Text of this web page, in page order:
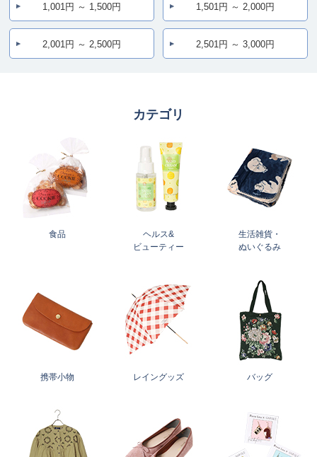
1,001円 ～ 1,500円 1,501円 ～ 2,000円
2,001円 ～ 2,500円 2,501円 ～ 3,000円
カテゴリ
食品
ヘルス&
ビューティー
生活雑貨・
ぬいぐるみ
携帯小物 レイングッズ バッグ